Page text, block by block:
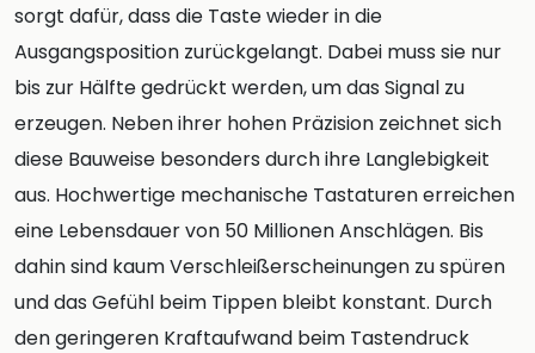
sorgt dafür, dass die Taste wieder in die
Ausgangsposition zurückgelangt. Dabei muss sie nur
bis zur Hälfte gedrückt werden, um das Signal zu
erzeugen. Neben ihrer hohen Präzision zeichnet sich
diese Bauweise besonders durch ihre Langlebigkeit
aus. Hochwertige mechanische Tastaturen erreichen
eine Lebensdauer von 50 Millionen Anschlägen. Bis
dahin sind kaum Verschleißerscheinungen zu spüren
und das Gefühl beim Tippen bleibt konstant. Durch
den geringeren Kraftaufwand beim Tastendruck